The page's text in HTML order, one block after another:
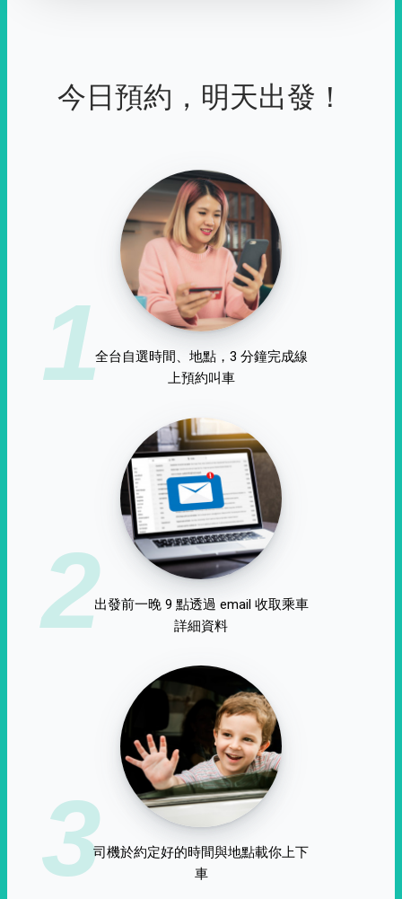
今日預約，明天出發！
1全台自選時間、地點，3 分鐘完成線
上預約叫車
2出發前一晚 9 點透過 email 收取乘車
詳細資料
3司機於約定好的時間與地點載你上下
車